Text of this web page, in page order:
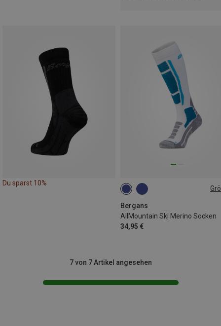
Du sparst 10%
Bergans
AllMountain Ski Merino Socken
34,95 €
35|36|37
44|45|46|47
7 von 7 Artikel angesehen